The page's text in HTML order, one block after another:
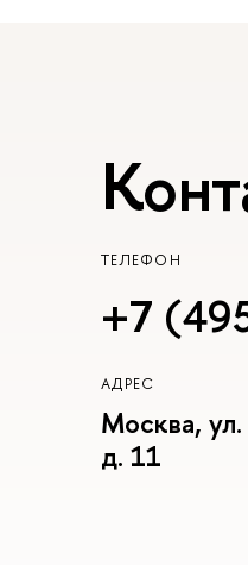
ТЕЛЕФОН
+7
АДРЕС
Москва,
д. 11